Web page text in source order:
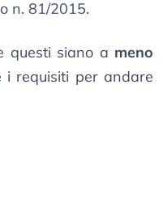
n. 81/2015.
questi siano a meno
i requisiti per andare